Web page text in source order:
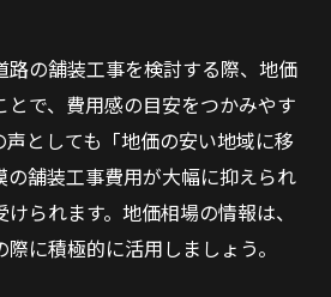
路の舗装工事を検討する際、地価
で、費用感の目安をつかみやす
声としても「地価の安い地域に移
舗装工事費用が大幅に抑えられ
られます。地価相場の情報は、
に積極的に活用しましょう。